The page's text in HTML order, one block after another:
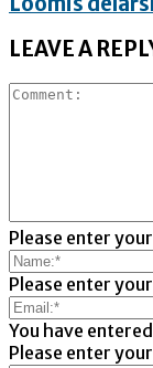
LEAVE A
Please enter
Please enter
You have
Please enter